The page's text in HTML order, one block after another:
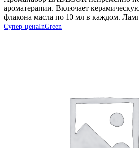
ароматерапии. Включает
флакона масла по 10 мл в каждом.
Супер-ценаInGreen